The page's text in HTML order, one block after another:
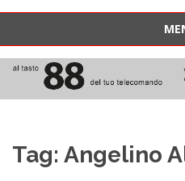
contenuto
Tag: Angelino